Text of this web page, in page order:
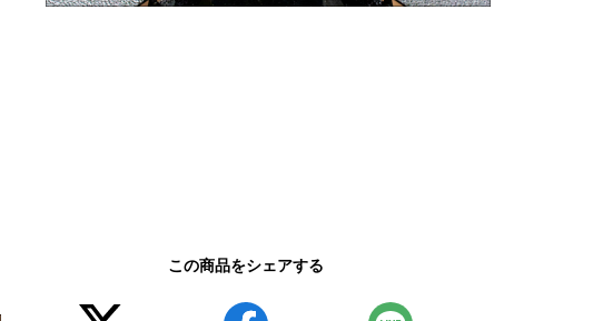
この商品をシェアする